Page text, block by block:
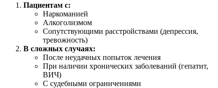
Пациентам с:
Наркоманией
Алкоголизмом
Сопутствующими расстройствами (депрессия,
тревожность)
В сложных случаях:
После неудачных попыток лечения
При наличии хронических заболеваний (гепатит,
ВИЧ)
С судебными ограничениями